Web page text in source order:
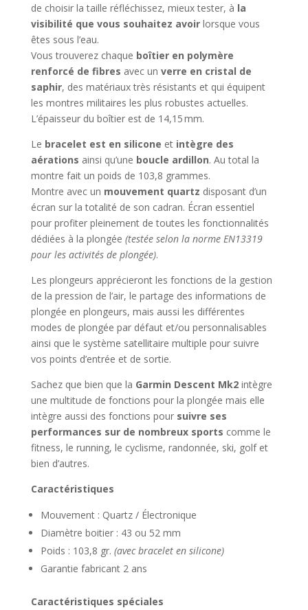
de choisir la taille réfléchissez, mieux tester, à la
visibilité que vous souhaitez avoirlorsque vous
êtes sous l’eau.
Vous trouverez chaque boîtier en polymère
renforcé de fibres avec un verre en cristal de
saphir, des matériaux très résistants et qui équipent
les montres militaires les plus robustes actuelles.
L’épaisseur du boîtier est de 14,15 mm.
Le bracelet est en silicone et intègre des
aérations ainsi qu’une boucle ardillon. Au total la
montre fait un poids de 103,8 grammes.
Montre avec un mouvement quartz disposant d’un
écran sur la totalité de son cadran. Écran essentiel
pour profiter pleinement de toutes les fonctionnalités
dédiées à la plongée (testée selon la norme EN13319
pour les activités de plongée).
Les plongeurs apprécieront les fonctions de la gestion
de la pression de l’air, le partage des informations de
plongée en plongeurs, mais aussi les différentes
modes de plongée par défaut et/ou personnalisables
ainsi que le système satellitaire multiple pour suivre
vos points d’entrée et de sortie.
Sachez que bien que la Garmin Descent Mk2intègre
une multitude de fonctions pour la plongée mais elle
intègre aussi des fonctions pour suivre ses
performances sur de nombreux sports comme le
fitness, le running, le cyclisme, randonnée, ski, golf et
bien d’autres.
Caractéristiques
Mouvement : Quartz / Électronique
Diamètre boitier : 43 ou 52 mm
Poids : 103,8 gr. (avec bracelet en silicone)
Garantie fabricant 2 ans
Caractéristiques spéciales